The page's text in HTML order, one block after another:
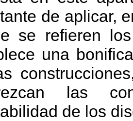
de aplicar,
se refieren
una
las
de los